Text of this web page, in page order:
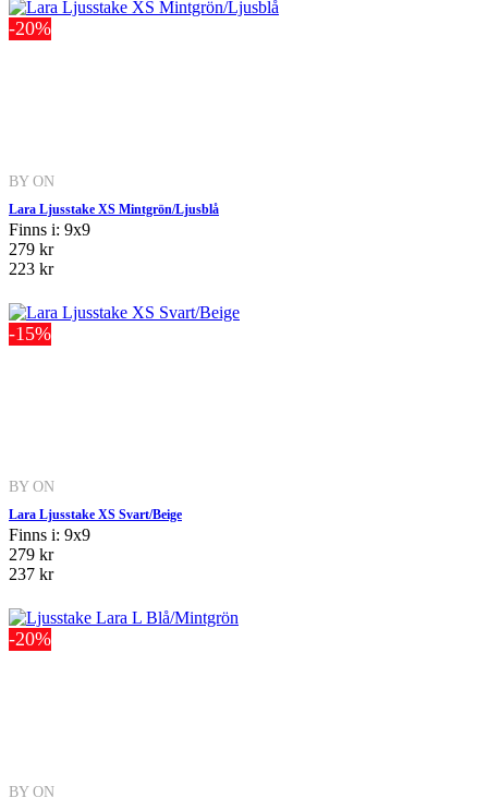
-20%
BY ON
Lara Ljusstake XS Mintgrön/Ljusblå
Finns i: 9x9
279 kr
223 kr
-15%
BY ON
Lara Ljusstake XS Svart/Beige
Finns i: 9x9
279 kr
237 kr
-20%
BY ON